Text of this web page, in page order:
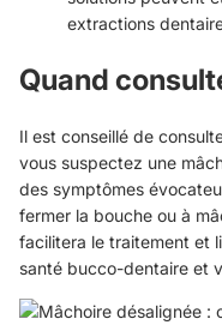
extractions
Quand
Il est conseillé de
vous suspectez une
des symptômes
fermer la bouche ou à
facilitera le traitement et
santé bucco-dentaire et